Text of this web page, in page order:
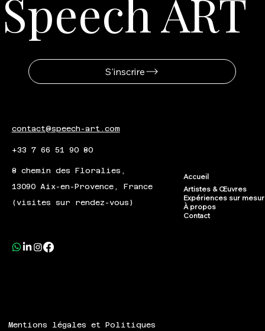
Speech ART
contact@speech-art.com
+33 7 66 51 90 80
8 chemin des Floralies,
13090 Aix-en-Provence, France
(visites sur rendez-vous)
Accueil
Artistes & Œuvres
Expériences sur
À propos
Contact
Mentions légales et Politiques
S'inscrire